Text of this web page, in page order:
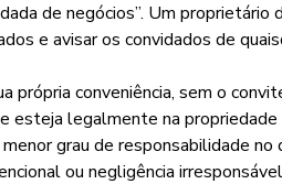
de negócios”. Um
e avisar os convidados de
própria conveniência, sem o
esteja legalmente na propriedade
grau de responsabilidade no
ou negligência